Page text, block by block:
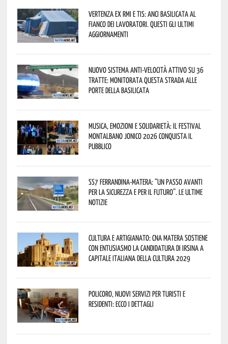
Vertenza ex RMI e TIS: ANCI Basilicata al
fianco dei lavoratori. Questi gli ultimi
aggiornamenti
Nuovo sistema anti-velocità attivo su 36
tratte: monitorata questa strada alle
porte della Basilicata
Musica, emozioni e solidarietà: il Festival
Montalbano Jonico 2026 conquista il
pubblico
SS7 Ferrandina-Matera: “Un passo avanti
per la sicurezza e per il futuro”. Le ultime
notizie
Cultura e Artigianato: CNA Matera sostiene
con entusiasmo la candidatura di Irsina a
Capitale Italiana della Cultura 2029
Policoro, nuovi servizi per turisti e
residenti: ecco i dettagli